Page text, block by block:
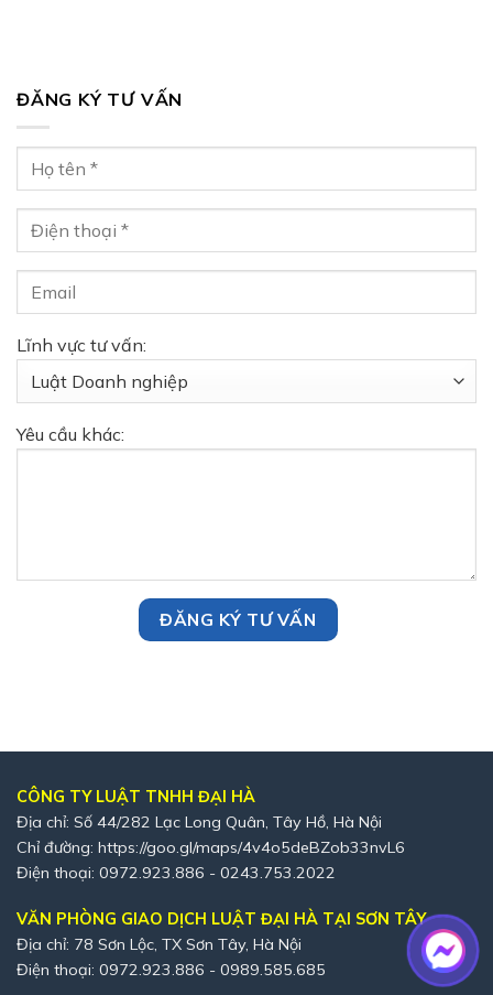
ĐĂNG KÝ TƯ VẤN
Lĩnh vực tư vấn:
Yêu cầu khác:
CÔNG TY LUẬT TNHH ĐẠI HÀ
Địa chỉ: Số 44/282 Lạc Long Quân, Tây Hồ, Hà Nội
Chỉ đường: https://goo.gl/maps/4v4o5deBZob33nvL6
Điện thoại: 0972.923.886 - 0243.753.2022
VĂN PHÒNG GIAO DỊCH LUẬT ĐẠI HÀ TẠI SƠN TÂY
Địa chỉ: 78 Sơn Lộc, TX Sơn Tây, Hà Nội
Điện thoại: 0972.923.886 - 0989.585.685